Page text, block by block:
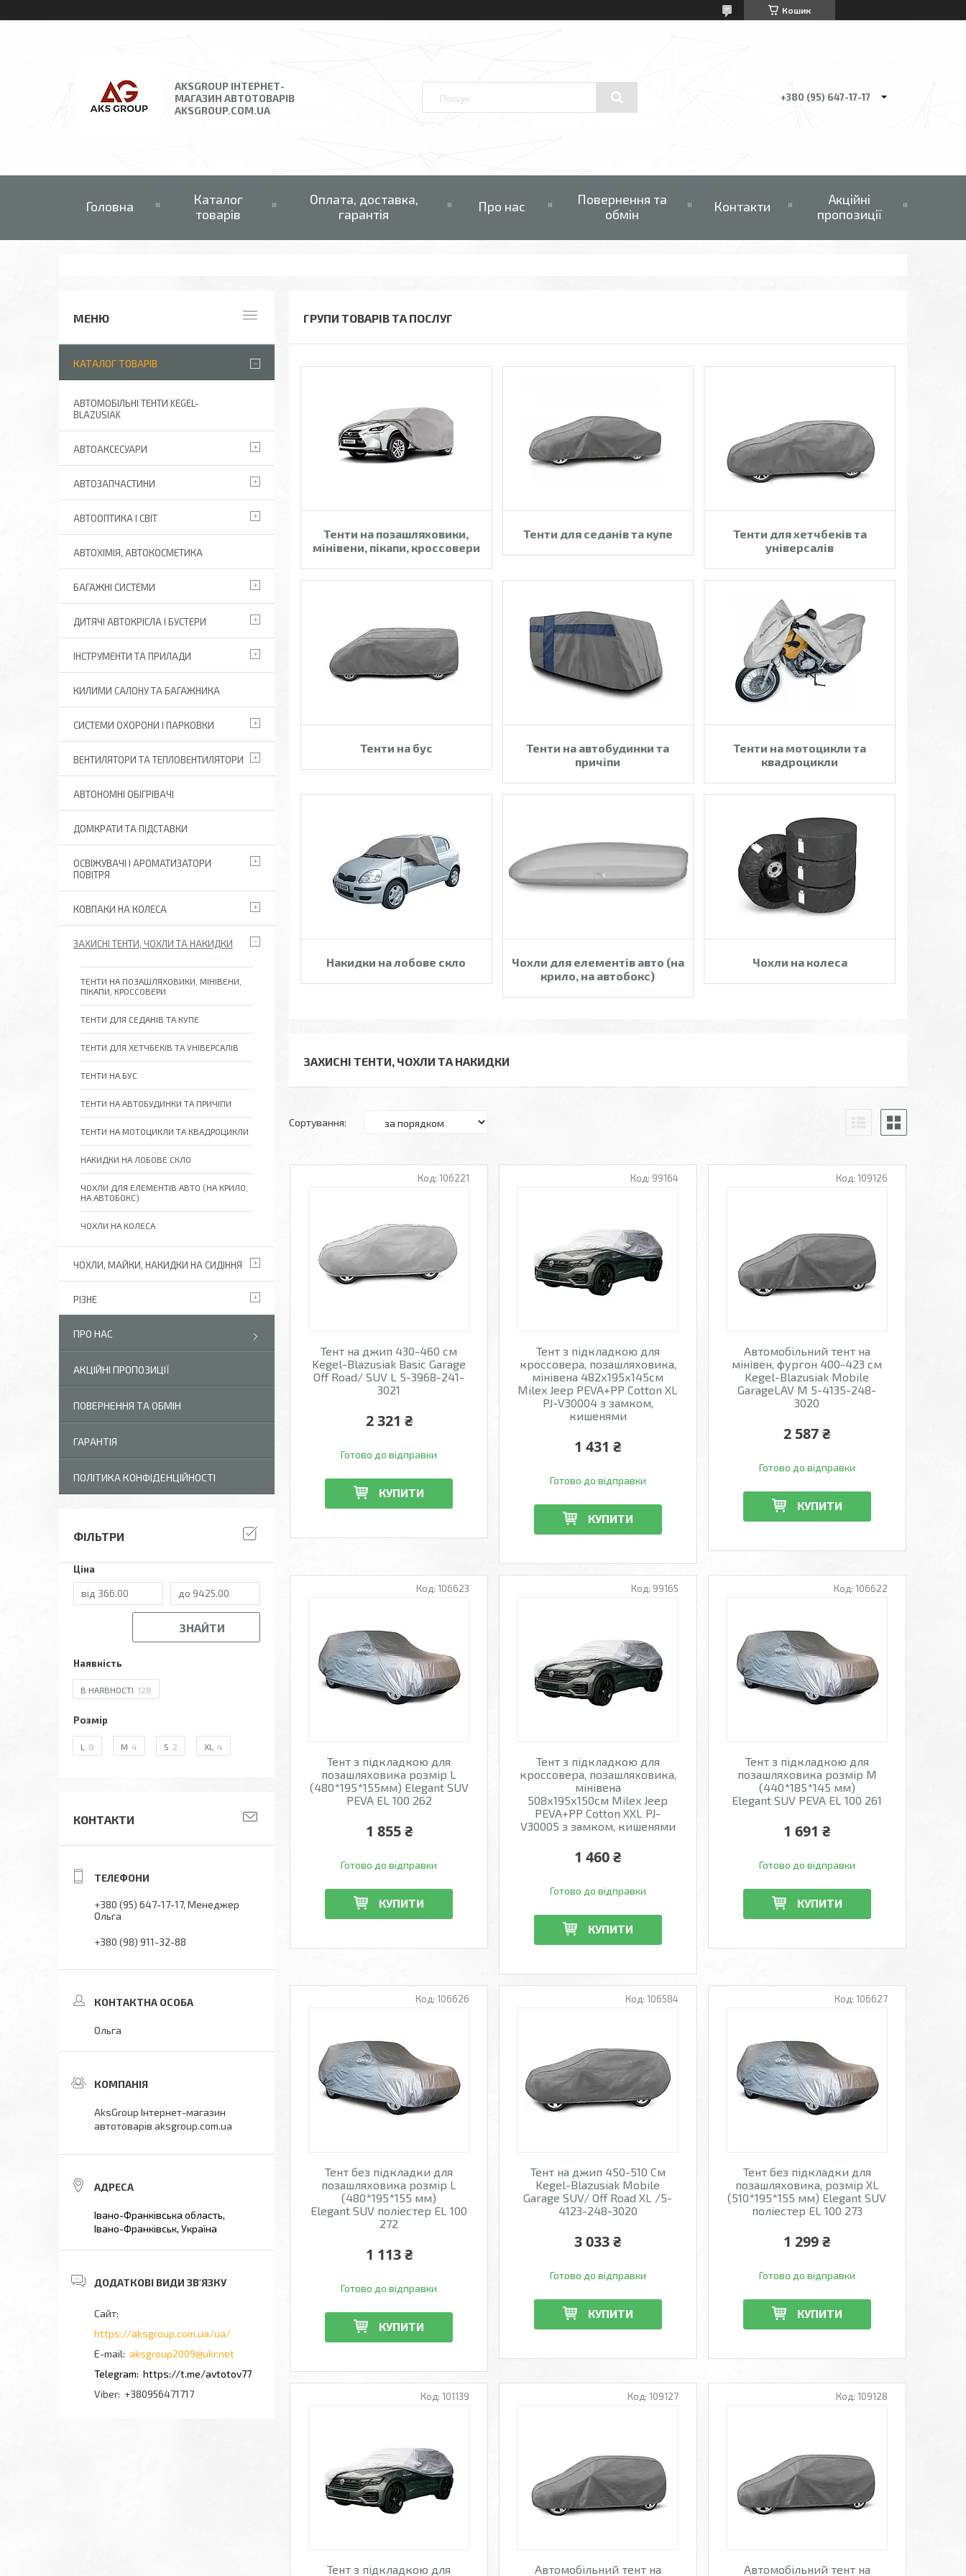
Кошик
AKSGROUP ІНТЕРНЕТ-
МАГАЗИН АВТОТОВАРІВ
AKSGROUP.COM.UA
+380 (95) 647-17-17
Головна
Каталог
товарів
Оплата, доставка,
гарантія
Про нас
Повернення та
обмін
Контакти
Акційні
пропозиції
ГРУПИ ТОВАРІВ ТА ПОСЛУГ
Тенти на позашляховики,
мінівени, пікапи, кроссовери
Тенти для седанів та купе
Тенти для хетчбеків та
універсалів
Тенти на бус
Тенти на автобудинки та
причіпи
Тенти на мотоцикли та
квадроцикли
Накидки на лобове скло
Чохли для елементів авто (на
крило, на автобокс)
Чохли на колеса
ЗАХИСНІ ТЕНТИ, ЧОХЛИ ТА НАКИДКИ
106221
Тент на джип 430-460 см
Kegel-Blazusiak Basic Garage
Off Road/ SUV L 5-3968-241-
3021
2 321 ₴
Готово до відправки
КУПИТИ
99164
Тент з підкладкою для
кроссовера, позашляховика,
мінівена 482х195х145см
Milex Jeep PEVA+PP Cotton XL
PJ-V30004 з замком,
кишенями
1 431 ₴
Готово до відправки
КУПИТИ
109126
Автомобільний тент на
мінівен, фургон 400-423 см
Kegel-Blazusiak Mobile
GarageLAV M 5-4135-248-
3020
2 587 ₴
Готово до відправки
КУПИТИ
106623
Тент з підкладкою для
позашляховика розмір L
(480*195*155мм) Elegant SUV
PEVA EL 100 262
1 855 ₴
Готово до відправки
КУПИТИ
99165
Тент з підкладкою для
кроссовера, позашляховика,
мінівена
508х195х150см Milex Jeep
PEVA+PP Cotton XXL PJ-
V30005 з замком, кишенями
1 460 ₴
Готово до відправки
КУПИТИ
106622
Тент з підкладкою для
позашляховика розмір M
(440*185*145 мм)
Elegant SUV PEVA EL 100 261
1 691 ₴
Готово до відправки
КУПИТИ
106626
Тент без підкладки для
позашляховика розмір L
(480*195*155 мм)
Elegant SUV поліестер EL 100
272
1 113 ₴
Готово до відправки
КУПИТИ
106584
Тент на джип 450-510 См
Kegel-Blazusiak Mobile
Garage SUV/ Off Road XL /5-
4123-248-3020
3 033 ₴
Готово до відправки
КУПИТИ
106627
Тент без підкладки для
позашляховика, розмір XL
(510*195*155 мм) Elegant SUV
поліестер EL 100 273
1 299 ₴
Готово до відправки
КУПИТИ
101139
Тент з підкладкою для
109127
Автомобільний тент на
109128
Автомобільний тент на
КАТАЛОГ ТОВАРІВ
АВТОМОБІЛЬНІ ТЕНТИ KEGEL-
BLAZUSIAK
АВТОАКСЕСУАРИ
АВТОЗАПЧАСТИНИ
АВТООПТИКА І СВІТ
АВТОХІМІЯ, АВТОКОСМЕТИКА
БАГАЖНІ СИСТЕМИ
ДИТЯЧІ АВТОКРІСЛА І БУСТЕРИ
ІНСТРУМЕНТИ ТА ПРИЛАДИ
КИЛИМИ САЛОНУ ТА БАГАЖНИКА
СИСТЕМИ ОХОРОНИ І ПАРКОВКИ
ВЕНТИЛЯТОРИ ТА ТЕПЛОВЕНТИЛЯТОРИ
АВТОНОМНІ ОБІГРІВАЧІ
ДОМКРАТИ ТА ПІДСТАВКИ
ОСВІЖУВАЧІ І АРОМАТИЗАТОРИ
ПОВІТРЯ
КОВПАКИ НА КОЛЕСА
ЗАХИСНІ ТЕНТИ, ЧОХЛИ ТА НАКИДКИ
ТЕНТИ НА ПОЗАШЛЯХОВИКИ, МІНІВЕНИ,
ПІКАПИ, КРОССОВЕРИ
ТЕНТИ ДЛЯ СЕДАНІВ ТА КУПЕ
ТЕНТИ ДЛЯ ХЕТЧБЕКІВ ТА УНІВЕРСАЛІВ
ТЕНТИ НА БУС
ТЕНТИ НА АВТОБУДИНКИ ТА ПРИЧІПИ
ТЕНТИ НА МОТОЦИКЛИ ТА КВАДРОЦИКЛИ
НАКИДКИ НА ЛОБОВЕ СКЛО
ЧОХЛИ ДЛЯ ЕЛЕМЕНТІВ АВТО (НА КРИЛО,
НА АВТОБОКС)
ЧОХЛИ НА КОЛЕСА
ЧОХЛИ, МАЙКИ, НАКИДКИ НА СИДІННЯ
РІЗНЕ
ПРО НАС
АКЦІЙНІ ПРОПОЗИЦІЇ
ПОВЕРНЕННЯ ТА ОБМІН
ГАРАНТІЯ
ПОЛІТИКА КОНФІДЕНЦІЙНОСТІ
ФІЛЬТРИ
Ціна
ЗНАЙТИ
Наявність
В НАЯВНОСТІ 128
Розмір
L 8 M 4 S 2 XL 4
КОНТАКТИ
+380 (95) 647-17-17 Менеджер
Ольга
+380 (98) 911-32-88
Ольга
AksGroup Інтернет-магазин
автотоварів aksgroup.com.ua
Івано-Франківська область,
Івано-Франківськ, Україна
https://aksgroup.com.ua/ua/
aksgroup2009@ukr.net
https://t.me/avtotov77
+380956471717